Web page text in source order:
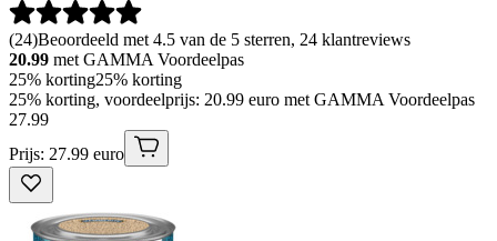
(24)Beoordeeld met 4.5 van de 5 sterren, 24 klantreviews
20.99 met GAMMA Voordeelpas
25% korting25% korting
25% korting, voordeelprijs: 20.99 euro met GAMMA Voordeelpas
27.99
Prijs: 27.99 euro